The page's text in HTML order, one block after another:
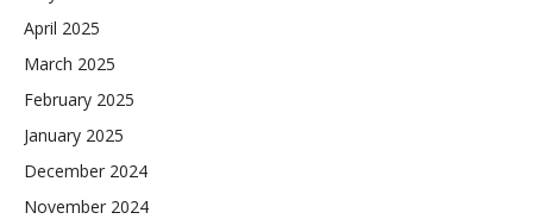
April 2025
March 2025
February 2025
January 2025
December 2024
November 2024